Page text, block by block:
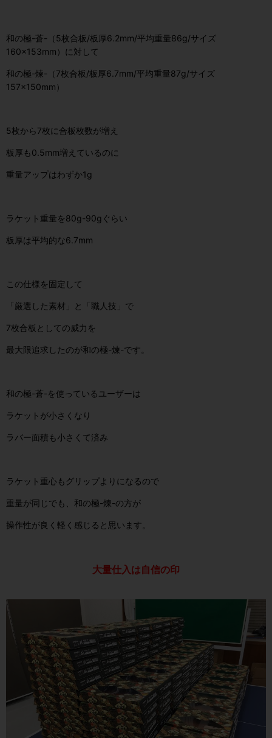
和の極-蒼-（5枚合板/板厚6.2mm/平均重量86g/サイズ
160×153mm）に対して
和の極-煉-（7枚合板/板厚6.7mm/平均重量87g/サイズ
157×150mm）
5枚から7枚に合板枚数が増え
板厚も0.5mm増えているのに
重量アップはわずか1g
ラケット重量を80g-90gぐらい
板厚は平均的な6.7mm
この仕様を固定して
「厳選した素材」と「職人技」で
7枚合板としての威力を
最大限追求したのが和の極-煉-です。
和の極-蒼-を使っているユーザーは
ラケットが小さくなり
ラバー面積も小さくて済み
ラケット重心もグリップよりになるので
重量が同じでも、和の極-煉-の方が
操作性が良く軽く感じると思います。
大量仕入は自信の印